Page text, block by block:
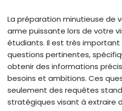
La préparation minutieuse de
arme puissante lors de votre
étudiants. Il est très important
questions pertinentes,
obtenir des informations
besoins et ambitions. Ces
seulement des requêtes
stratégiques visant à extraire